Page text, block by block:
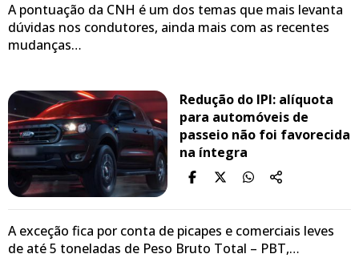
A pontuação da CNH é um dos temas que mais levanta
dúvidas nos condutores, ainda mais com as recentes
mudanças…
Redução do IPI: alíquota
para automóveis de
passeio não foi favorecida
na íntegra
A exceção fica por conta de picapes e comerciais leves
de até 5 toneladas de Peso Bruto Total – PBT,…